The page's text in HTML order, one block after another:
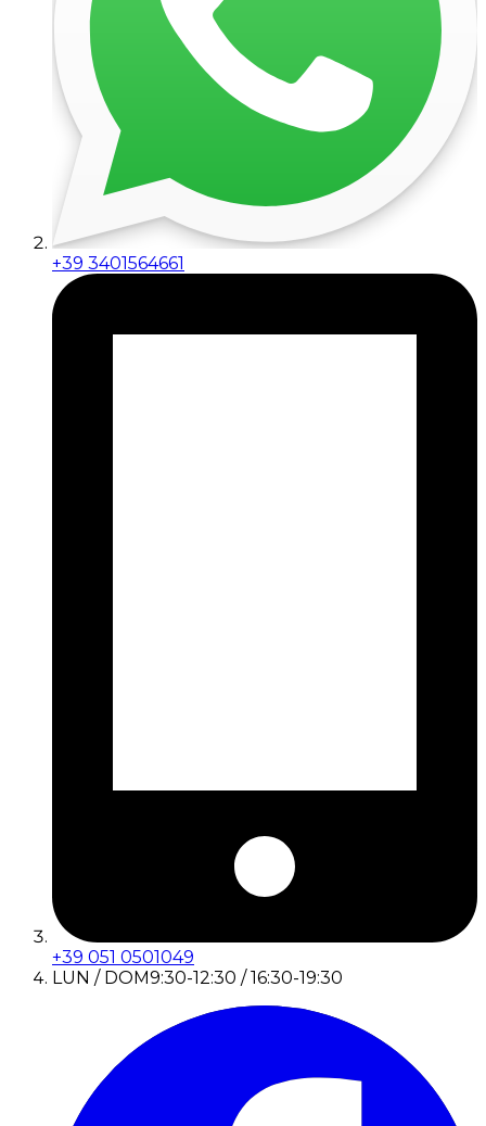
+39 3401564661
+39 051 0501049
LUN / DOM9:30-12:30 / 16:30-19:30